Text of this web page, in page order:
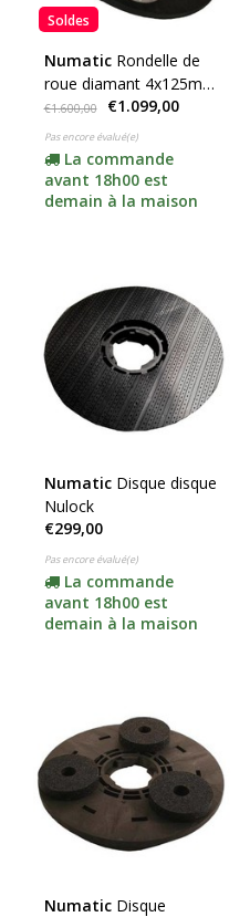
Soldes
Numatic Rondelle de
roue diamant 4x125mm
(complet, adaptateur
inclus)
€1.600,00 €1.099,00
Pas encore évalué(e)
La commande
avant 18h00 est
demain à la maison
Numatic Disque disque
Nulock
€299,00
Pas encore évalué(e)
La commande
avant 18h00 est
demain à la maison
Numatic Disque